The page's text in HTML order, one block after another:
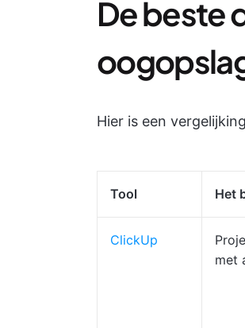
De beste
Hier is een
Tool Het
ClickUp
met